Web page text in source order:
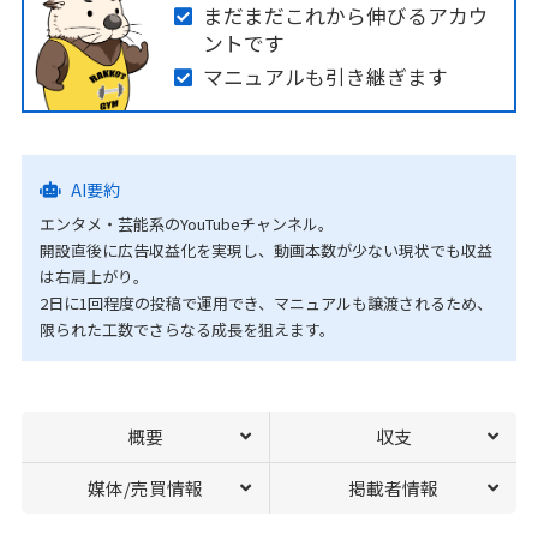
まだまだこれから伸びるアカウ
ントです
マニュアルも引き継ぎます
AI要約
エンタメ・芸能系のYouTubeチャンネル。
開設直後に広告収益化を実現し、動画本数が少ない現状でも収益
は右肩上がり。
2日に1回程度の投稿で運用でき、マニュアルも譲渡されるため、
限られた工数でさらなる成長を狙えます。
概要 収支
媒体/売買情報 掲載者情報